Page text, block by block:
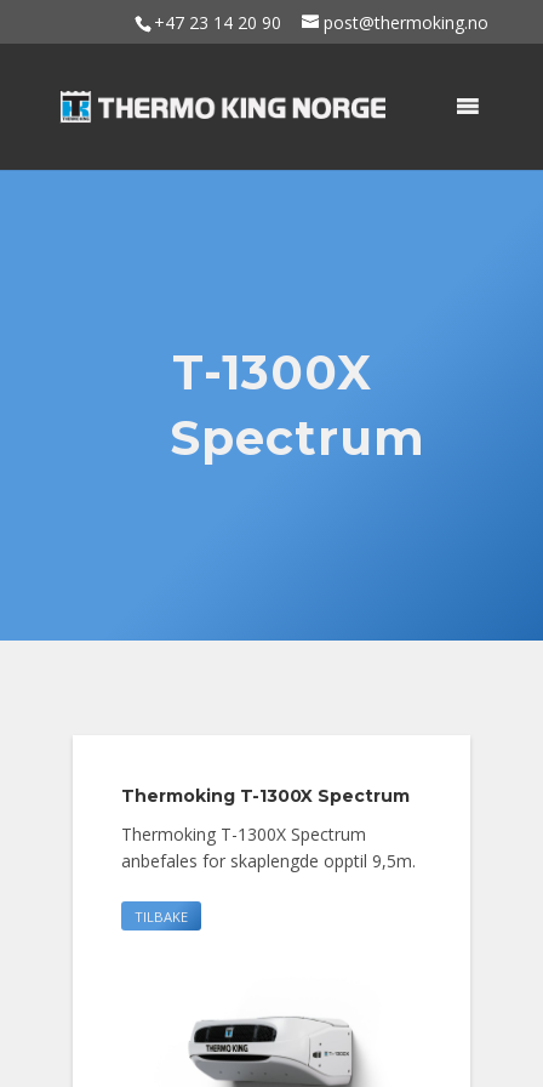
+47 23 14 20 90 post@thermoking.no
T-1300X
Spectrum
Thermoking T-1300X Spectrum
Thermoking T-1300X Spectrum
anbefales for skaplengde opptil 9,5m.
TILBAKE